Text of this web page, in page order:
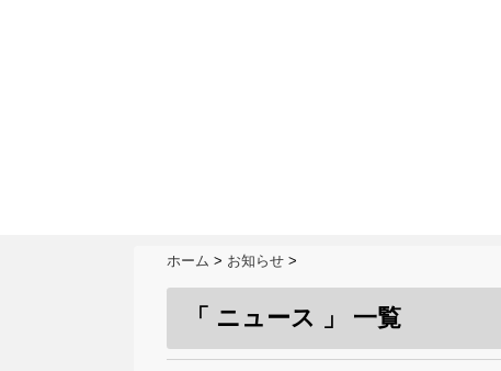
ホーム > お知らせ >
「 ニュース 」 一覧